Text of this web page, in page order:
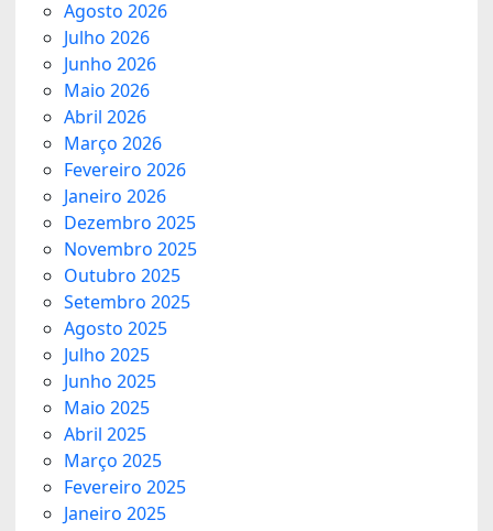
Agosto 2026
Julho 2026
Junho 2026
Maio 2026
Abril 2026
Março 2026
Fevereiro 2026
Janeiro 2026
Dezembro 2025
Novembro 2025
Outubro 2025
Setembro 2025
Agosto 2025
Julho 2025
Junho 2025
Maio 2025
Abril 2025
Março 2025
Fevereiro 2025
Janeiro 2025